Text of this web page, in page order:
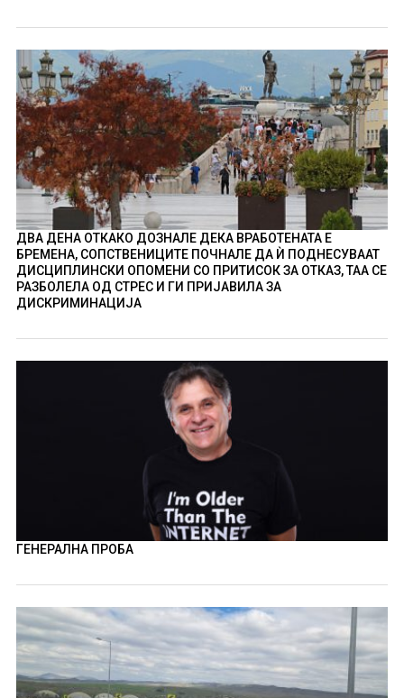
ДВА ДЕНА ОТКАКО ДОЗНАЛЕ ДЕКА ВРАБОТЕНАТА Е
БРЕМЕНА, СОПСТВЕНИЦИТЕ ПОЧНАЛЕ ДА Ѝ ПОДНЕСУВААТ
ДИСЦИПЛИНСКИ ОПОМЕНИ СО ПРИТИСОК ЗА ОТКАЗ, ТАА СЕ
РАЗБОЛЕЛА ОД СТРЕС И ГИ ПРИЈАВИЛА ЗА
ДИСКРИМИНАЦИЈА
ГЕНЕРАЛНА ПРОБА